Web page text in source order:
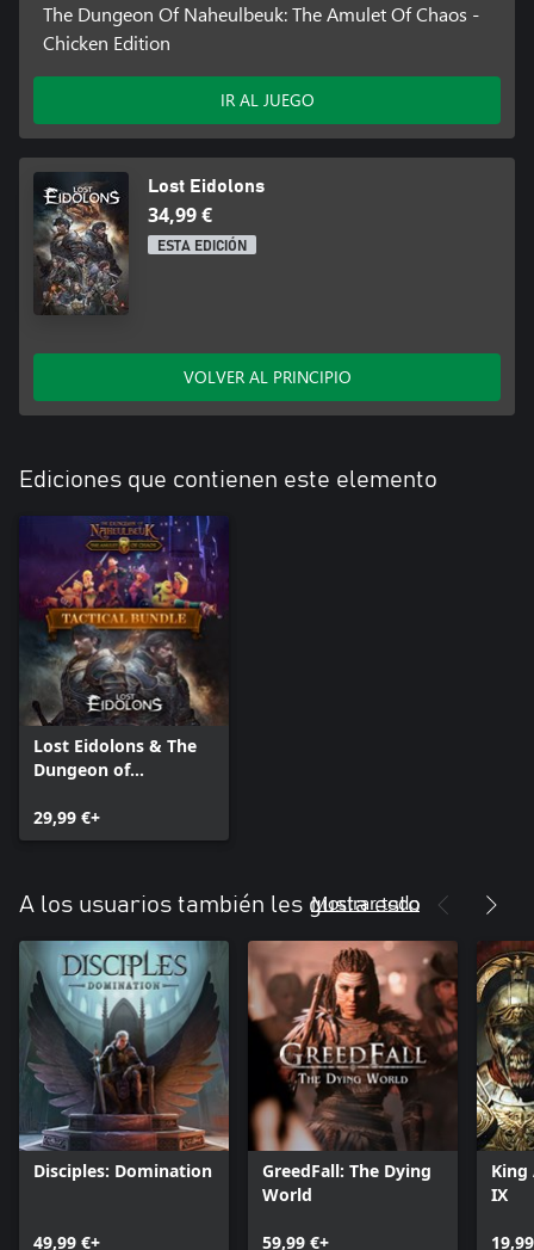
The Dungeon Of Naheulbeuk: The Amulet Of Chaos -
Chicken Edition
IR AL JUEGO
Lost Eidolons
34,99 €
ESTA EDICIÓN
VOLVER AL PRINCIPIO
Ediciones que contienen este elemento
Lost Eidolons & The
Dungeon of
Bundle
29,99 €+
A los usuarios también les gusta esto
Mostrar todo
Disciples: Domination
49,99 €+
GreedFall: The Dying
World
59,99 €+
IX